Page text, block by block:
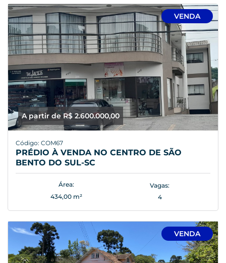
A partir de R$ 2.600.000,00
VENDA
Código: COM67
PRÉDIO À VENDA NO CENTRO DE SÃO
BENTO DO SUL-SC
Área:
434,00 m²
Vagas:
4
VENDA